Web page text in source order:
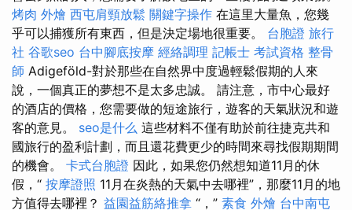
烤肉 外燴 西屯肩頸放鬆 關鍵字操作 在這里大量魚，您幾
乎可以捕獲所有東西，但是決定場地很重要。 台胞證 旅行
社 谷歌seo 台中腳底按摩 經絡調理 記帳士 考試資格 整骨
師 Adigeföld-對於那些在自然界中度過輕鬆假期的人來
說，一個真正的夢想不是太多忠誠。 請注意，市中心最好
的酒店的價格，您需要做的短途旅行，遊客的天氣狀況和遊
客的意見。 seo是什么 這些材料不僅有助於前往捷克共和
國旅行的盈利計劃，而且還花費更少的時間來尋找假期期間
的機會。 卡式台胞證 因此，如果您仍然想知道11月的休
假，“ 按摩證照 11月在炎熱的天氣中去哪裡”，那麼11月的地
方值得去哪裡？ 益園益筋絡推拿 “，” 素食 外燴 台中南屯